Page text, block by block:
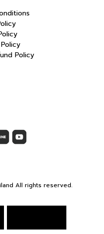
Policy
All rights reserved.